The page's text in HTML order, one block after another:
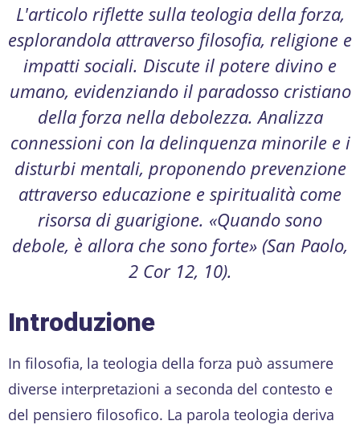
L'articolo riflette sulla teologia della forza,
esplorandola attraverso filosofia, religione e
impatti sociali. Discute il potere divino e
umano, evidenziando il paradosso cristiano
della forza nella debolezza. Analizza
connessioni con la delinquenza minorile e i
disturbi mentali, proponendo prevenzione
attraverso educazione e spiritualità come
risorsa di guarigione. «Quando sono
debole, è allora che sono forte» (San Paolo,
2 Cor 12, 10).
Introduzione
In filosofia, la teologia della forza può assumere
diverse interpretazioni a seconda del contesto e
del pensiero filosofico. La parola teologia deriva